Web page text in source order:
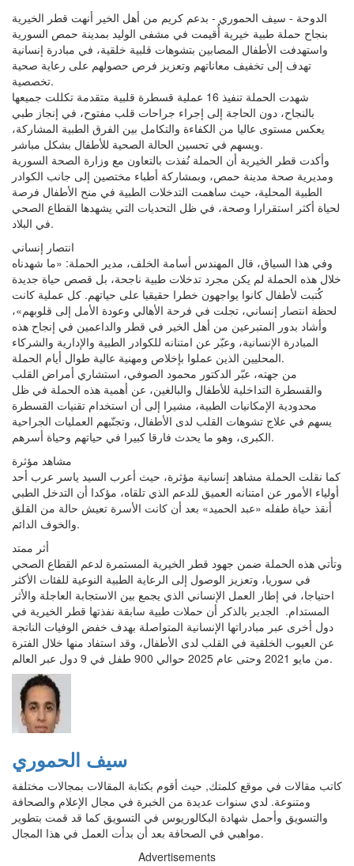
الدوحة - سيف الحموري - بدعم كريم من أهل الخير أنهت قطر الخيرية
بنجاح حملة طبية خيرية أُقيمت في مشفى الوليد بمدينة حمص السورية
واستهدفت الأطفال المصابين بتشوهات قلبية خلقية، في مبادرة إنسانية
تهدف إلى تخفيف معاناتهم وتعزيز فرص حصولهم على رعاية صحية
تخصصية.
شهدت الحملة تنفيذ 16 عملية قسطرة قلبية متقدمة تكللت جميعها
بالنجاح، دون الحاجة إلى إجراء جراحات قلب مفتوح، في إنجاز طبي
يعكس مستوى عاليا من الكفاءة والتكامل بين الفرق الطبية المشاركة،
ويسهم في تحسين الحالة الصحية للأطفال بشكل مباشر.
وأكدت قطر الخيرية أن الحملة نُفذت بالتعاون مع وزارة الصحة السورية
ومديرية صحة مدينة حمص، وبمشاركة أطباء مختصين إلى جانب الكوادر
الطبية المحلية، حيث ساهمت التدخلات الطبية في منح الأطفال فرصة
لحياة أكثر استقرارا وصحة، في ظل التحديات التي يشهدها القطاع الصحي
في البلاد.
وفي هذا السياق، قال المهندس أسامة الخلف، مدير الحملة: «ما شهدناه
خلال هذه الحملة لم يكن مجرد تدخلات طبية ناجحة، بل قصص حياة جديدة
كُتبت لأطفال كانوا يواجهون خطرا حقيقيا على حياتهم. كل عملية كانت
لحظة انتصار إنساني، تجلت في فرحة الأهالي وعودة الأمل إلى قلوبهم»،
وأشاد بدور المتبرعين من أهل الخير في قطر والداعمين في إنجاح هذه
المبادرة الإنسانية، وعبّر عن امتنانه للكوادر الطبية والإدارية والشركاء
المحليين الذين عملوا بإخلاص ومهنية عالية طوال أيام الحملة.
من جهته، عبّر الدكتور محمود الصوفي، استشاري أمراض القلب
والقسطرة التداخلية للأطفال والبالغين، عن أهمية هذه الحملة في ظل
محدودية الإمكانيات الطبية، مشيرا إلى أن استخدام تقنيات القسطرة
يسهم في علاج تشوهات القلب لدى الأطفال، وتجنّبهم العمليات الجراحية
الكبرى، وهو ما يحدث فارقا كبيرا في حياتهم وحياة أسرهم.
كما نقلت الحملة مشاهد إنسانية مؤثرة، حيث أعرب السيد ياسر عرب أحد
أولياء الأمور عن امتنانه العميق للدعم الذي تلقاه، مؤكدا أن التدخل الطبي
أنقذ حياة طفله «عبد الحميد» بعد أن كانت الأسرة تعيش حالة من القلق
والخوف الدائم.
وتأتي هذه الحملة ضمن جهود قطر الخيرية المستمرة لدعم القطاع الصحي
في سوريا، وتعزيز الوصول إلى الرعاية الطبية النوعية للفئات الأكثر
احتياجا، في إطار العمل الإنساني الذي يجمع بين الاستجابة العاجلة والأثر
المستدام. الجدير بالذكر أن حملات طبية سابقة نفذتها قطر الخيرية في
دول أخرى عبر مبادراتها الإنسانية المتواصلة بهدف خفض الوفيات الناتجة
عن العيوب الخلقية في القلب لدى الأطفال، وقد استفاد منها خلال الفترة
من مايو 2021 وحتى عام 2025 حوالي 900 طفل في 9 دول عبر العالم.
سيف الحموري
كاتب مقالات في موقع كلمتك, حيث أقوم بكتابة المقالات بمجالات مختلفة
ومتنوعة. لدي سنوات عديدة من الخبرة في مجال الإعلام والصحافة
والتسويق وأحمل شهادة البكالوريوس في التسويق كما قد قمت بتطوير
مواهبي في الصحافة بعد أن بدأت العمل في هذا المجال.
Advertisements